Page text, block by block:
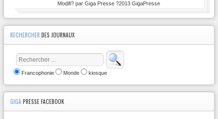
Modifi? par Giga Presse ?2013 GigaPresse
RECHERCHER DES JOURNAUX
Francophonie Monde kiosque
GIGAPRESSE FACEBOOK